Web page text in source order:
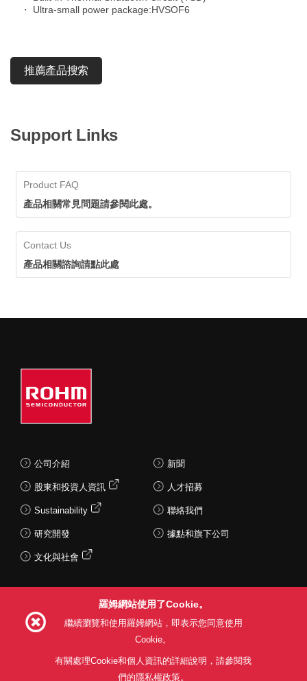
・ Ultra-small power package:HVSOF6
推薦產品搜索
Support Links
Product FAQ
產品相關常見問題請參閱此處。
Contact Us
產品相關諮詢請點此處
公司介紹
股東和投資人資訊
Sustainability
研究開發
文化與社會
新聞
人才招募
聯絡我們
據點和旗下公司
羅姆網站使用了Cookie。
繼續瀏覽和使用羅姆網站，即表示您同意使用
Cookie。
有關處理Cookie和個人資訊的詳細說明，請參閱我
們的隱私權政策。